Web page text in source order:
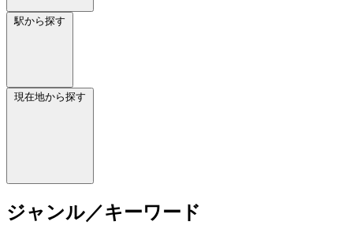
駅から探す
現在地から探す
ジャンル／キーワード